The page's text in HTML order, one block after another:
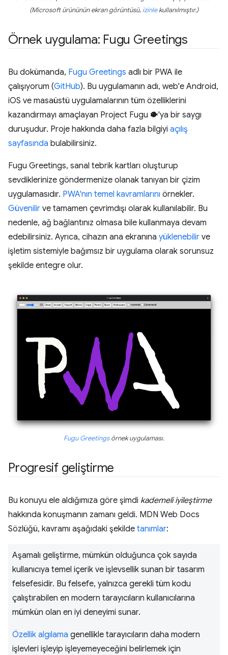
(Microsoft ürününün ekran görüntüsü, izinlekullanılmıştır.)
Örnek uygulama: Fugu Greetings
Bu dokümanda, Fugu Greetings adlı bir PWA ile
çalışıyorum (GitHub). Bu uygulamanın adı, web'e Android,
iOS ve masaüstü uygulamalarının tüm özelliklerini
kazandırmayı amaçlayan Project Fugu 🐡'ya bir saygı
duruşudur. Proje hakkında daha fazla bilgiyi açılış
sayfasında bulabilirsiniz.
Fugu Greetings, sanal tebrik kartları oluşturup
sevdiklerinize göndermenize olanak tanıyan bir çizim
uygulamasıdır. PWA'nın temel kavramlarını örnekler.
Güvenilir ve tamamen çevrimdışı olarak kullanılabilir. Bu
nedenle, ağ bağlantınız olmasa bile kullanmaya devam
edebilirsiniz. Ayrıca, cihazın ana ekranına yüklenebilir ve
işletim sistemiyle bağımsız bir uygulama olarak sorunsuz
şekilde entegre olur.
Fugu Greetingsörnek uygulaması.
Progresif geliştirme
Bu konuyu ele aldığımıza göre şimdi kademeli iyileştirme
hakkında konuşmanın zamanı geldi. MDN Web Docs
Sözlüğü, kavramı aşağıdaki şekilde tanımlar:
Aşamalı geliştirme, mümkün olduğunca çok sayıda
kullanıcıya temel içerik ve işlevsellik sunan bir tasarım
felsefesidir. Bu felsefe, yalnızca gerekli tüm kodu
çalıştırabilen en modern tarayıcıların kullanıcılarına
mümkün olan en iyi deneyimi sunar.
Özellik algılama genellikle tarayıcıların daha modern
işlevleri işleyip işleyemeyeceğini belirlemek için